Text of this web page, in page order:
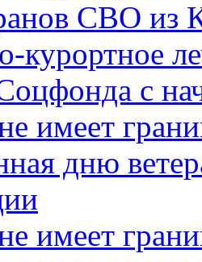
СВО из
курортное
с
имеет
дню
имеет